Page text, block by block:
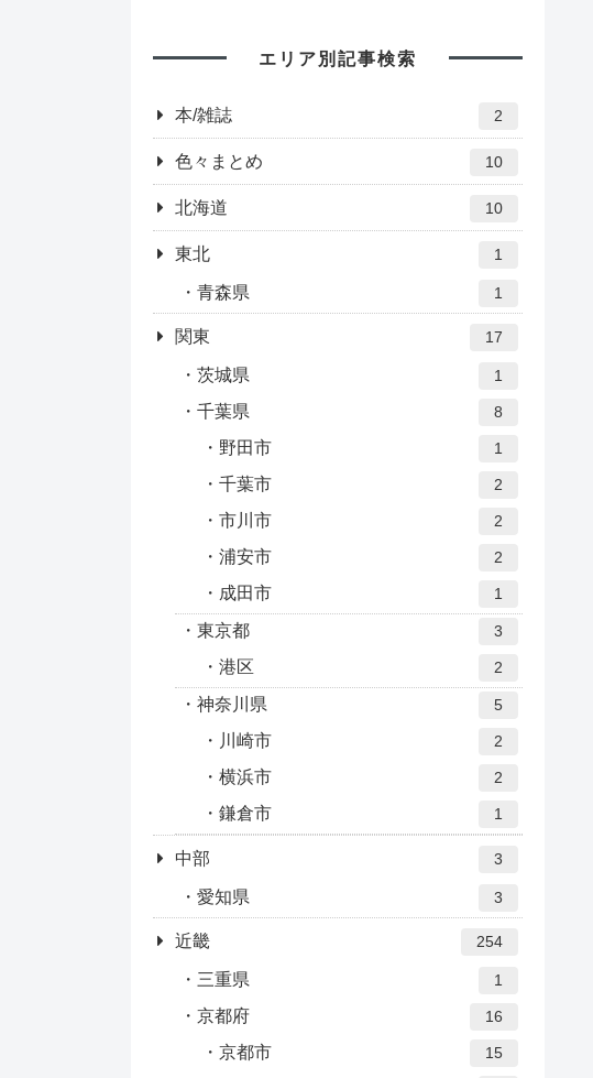
エリア別記事検索
本/雑誌 2
色々まとめ 10
北海道 10
東北 1
青森県 1
関東 17
茨城県 1
千葉県 8
野田市 1
千葉市 2
市川市 2
浦安市 2
成田市 1
東京都 3
港区 2
神奈川県 5
川崎市 2
横浜市 2
鎌倉市 1
中部 3
愛知県 3
近畿 254
三重県 1
京都府 16
京都市 15